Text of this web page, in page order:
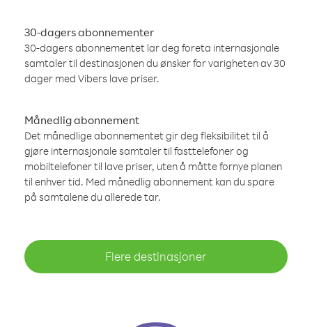
30-dagers abonnementer
30-dagers abonnementet lar deg foreta internasjonale
samtaler til destinasjonen du ønsker for varigheten av 30
dager med Vibers lave priser.
Månedlig abonnement
Det månedlige abonnementet gir deg fleksibilitet til å
gjøre internasjonale samtaler til fasttelefoner og
mobiltelefoner til lave priser, uten å måtte fornye planen
til enhver tid. Med månedlig abonnement kan du spare
på samtalene du allerede tar.
Flere destinasjoner